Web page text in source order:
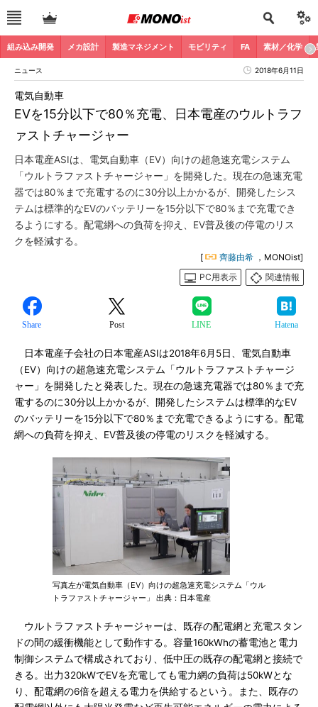
組み込み開発 メカ設計 製造マネジメント モビリティ FA 素材／化学
ニュース 2018年6月11日
EVを15分以下で80％充電、日本電産のウルトラフ
ァストチャージャー
電気自動車
日本電産ASIは、電気自動車（EV）向けの超急速充電システム
「ウルトラファストチャージャー」を開発した。現在の急速充電
器では80％まで充電するのに30分以上かかるが、開発したシス
テムは標準的なEVのバッテリーを15分以下で80％まで充電でき
るようにする。配電網への負荷を抑え、EV普及後の停電のリス
クを軽減する。
[ 齊藤由希 ，MONOist]
PC用表示
関連情報
Share Post LINE Hatena
日本電産子会社の日本電産ASIは2018年6月5日、電気自動車
（EV）向けの超急速充電システム「ウルトラファストチャージ
ャー」を開発したと発表した。現在の急速充電器では80％まで充
電するのに30分以上かかるが、開発したシステムは標準的なEV
のバッテリーを15分以下で80％まで充電できるようにする。配電
網への負荷を抑え、EV普及後の停電のリスクを軽減する。
写真左が電気自動車（EV）向けの超急速充電システム「ウル
トラファストチャージャー」 出典：日本電産
ウルトラファストチャージャーは、既存の配電網と充電スタン
ドの間の緩衝機能として動作する。容量160kWhの蓄電池と電力
制御システムで構成されており、低中圧の既存の配電網と接続で
きる。出力320kWでEVを充電しても電力網の負荷は50kWとな
り、配電網の6倍を超える電力を供給するという。また、既存の